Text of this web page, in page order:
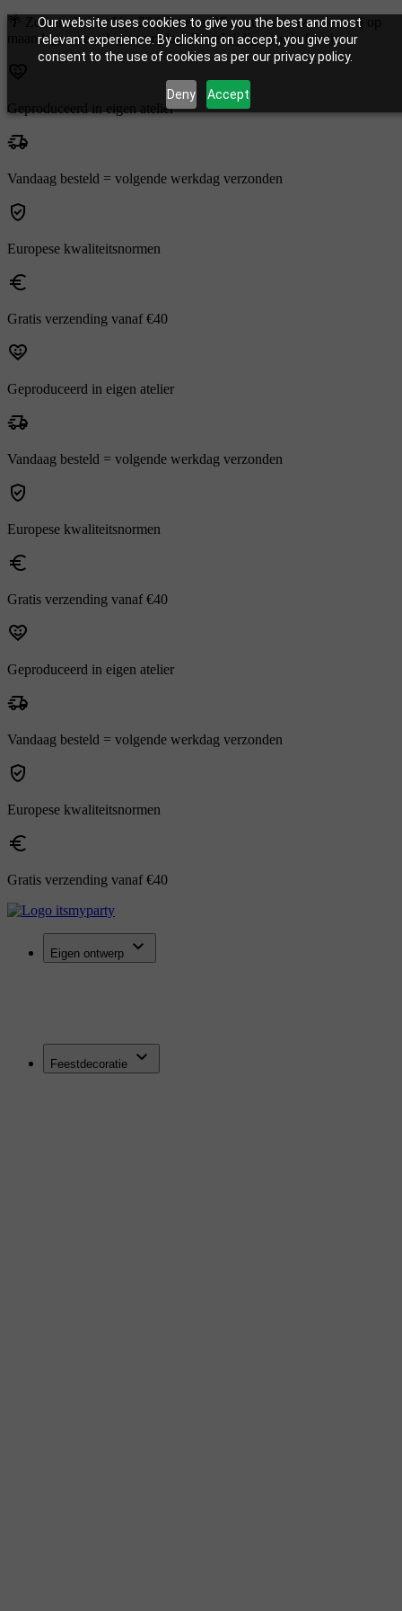
Our website uses cookies to give you the best and most
relevant experience. By clicking on accept, you give your
consent to the use of cookies as per our privacy policy.
Deny Accept
🌴 Zomerschema: Van 22 juli t.e.m. 15 augustus verzenden wij op
maandag, woensdag en vrijdag. Bestel tijdig voor je feestje.
Geproduceerd in eigen atelier
Vandaag besteld = volgende werkdag verzonden
Europese kwaliteitsnormen
Gratis verzending vanaf €40
Geproduceerd in eigen atelier
Vandaag besteld = volgende werkdag verzonden
Europese kwaliteitsnormen
Gratis verzending vanaf €40
Geproduceerd in eigen atelier
Vandaag besteld = volgende werkdag verzonden
Europese kwaliteitsnormen
Gratis verzending vanaf €40
Eigen ontwerp
Feestdecoratie